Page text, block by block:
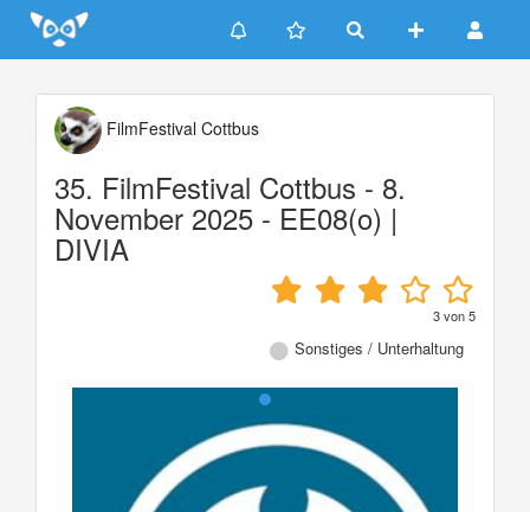
Update cookies preferences
FilmFestival Cottbus
35. FilmFestival Cottbus - 8.
November 2025 - EE08(o) |
DIVIA
3von5
Sonstiges / Unterhaltung